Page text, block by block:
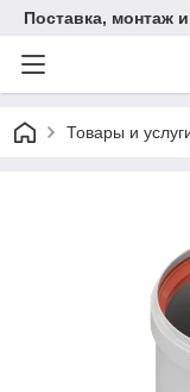
Поставка, монтаж
Товары и